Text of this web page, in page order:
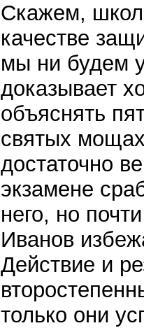
Скажем,
качестве
мы ни будем
доказывает
объяснять
святых
достаточно
экзамене
него, но
Иванов
Действие и
только они